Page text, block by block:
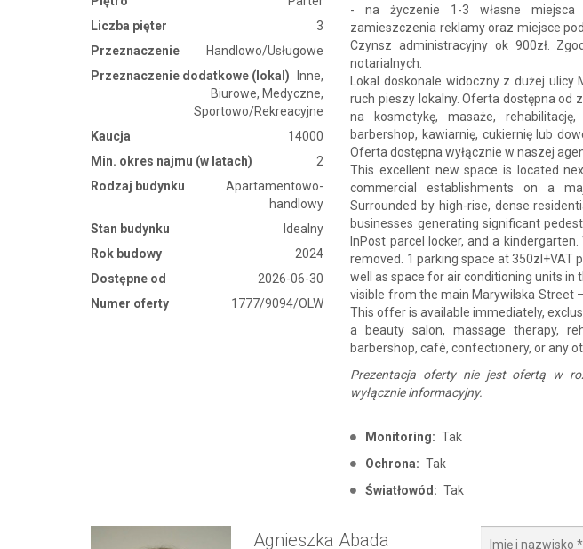
Liczba pięter
3
Przeznaczenie
Handlowo/Usługowe
Przeznaczenie dodatkowe (lokal)
Inne,
Biurowe, Medyczne,
Sportowo/Rekreacyjne
Kaucja
14000
Min. okres najmu (w latach)
2
Rodzaj budynku
Apartamentowo-
handlowy
Stan budynku
Idealny
Rok budowy
2024
Dostępne od
2026-06-30
Numer oferty
1777/9094/OLW
- na życzenie 1-3 własne miejsca
zamieszczenia reklamy oraz miejsce
Czynsz administracyjny ok 900zł.
notarialnych.
Lokal doskonale widoczny z dużej ulicy
ruch pieszy lokalny. Oferta dostępna od
na kosmetykę, masaże,
barbershop, kawiarnię, cukiernię lub
Oferta dostępna wyłącznie w naszej
This excellent new space is located
commercial establishments on a
Surrounded by high-rise, dense
businesses generating significant
InPost parcel locker, and a
removed. 1 parking space at 350zl+VAT
well as space for air conditioning units
visible from the main Marywilska Street
This offer is available immediately,
a beauty salon, massage therapy,
barbershop, café, confectionery, or any
Prezentacja oferty nie jest ofertą w
wyłącznie informacyjny.
Monitoring: Tak
Ochrona: Tak
Światłowód: Tak
Agnieszka Abada